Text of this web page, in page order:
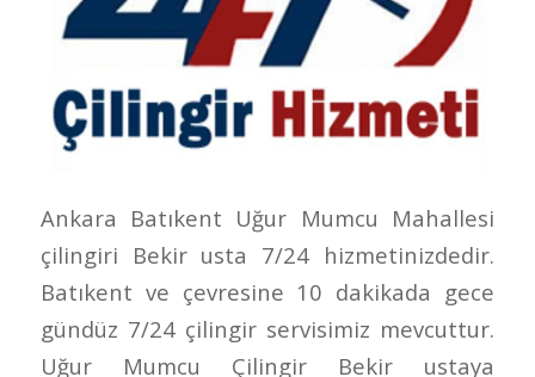
Ankara Batıkent Uğur Mumcu Mahallesi
çilingiri Bekir usta 7/24 hizmetinizdedir.
Batıkent ve çevresine 10 dakikada gece
gündüz 7/24 çilingir servisimiz mevcuttur.
Uğur Mumcu Çilingir Bekir ustaya